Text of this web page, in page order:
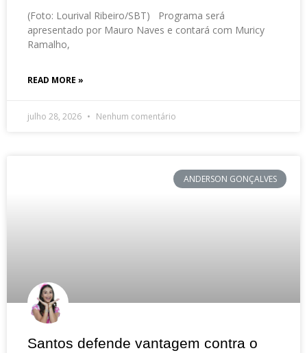
(Foto: Lourival Ribeiro/SBT) Programa será
apresentado por Mauro Naves e contará com Muricy
Ramalho,
READ MORE »
julho 28, 2026 Nenhum comentário
ANDERSON GONÇALVES
Santos defende vantagem contra o